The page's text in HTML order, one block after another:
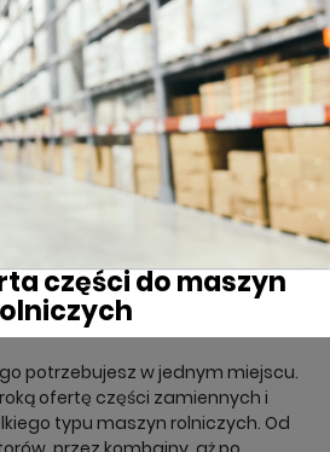
części do maszyn
potrzebujesz w jednym miejscu.
ofertę części zamiennych i
typu maszyn rolniczych. Od